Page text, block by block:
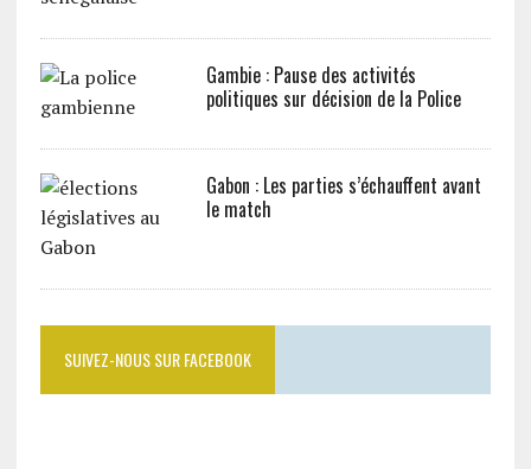
Gambie : Pause des activités
politiques sur décision de la Police
Gabon : Les parties s’échauffent avant
le match
SUIVEZ-NOUS SUR FACEBOOK